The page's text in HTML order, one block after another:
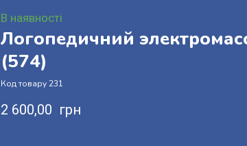
В наявності
Логопедичний
(574)
Код товару 231
2 600,00  грн